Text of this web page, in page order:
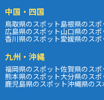
中国・四国
鳥取県のスポット島根県のスポ
広島県のスポット山口県のスポ
香川県のスポット愛媛県のスポ
九州・沖縄
福岡県のスポット佐賀県のスポ
熊本県のスポット大分県のスポ
鹿児島県のスポット沖縄県のス